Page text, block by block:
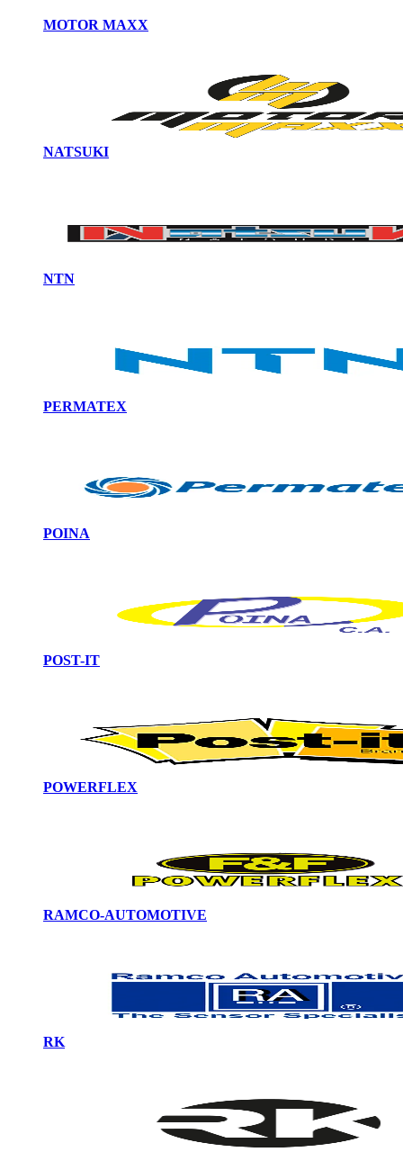
MOTOR MAXX
NATSUKI
NTN
PERMATEX
POINA
POST-IT
POWERFLEX
RAMCO-AUTOMOTIVE
RK